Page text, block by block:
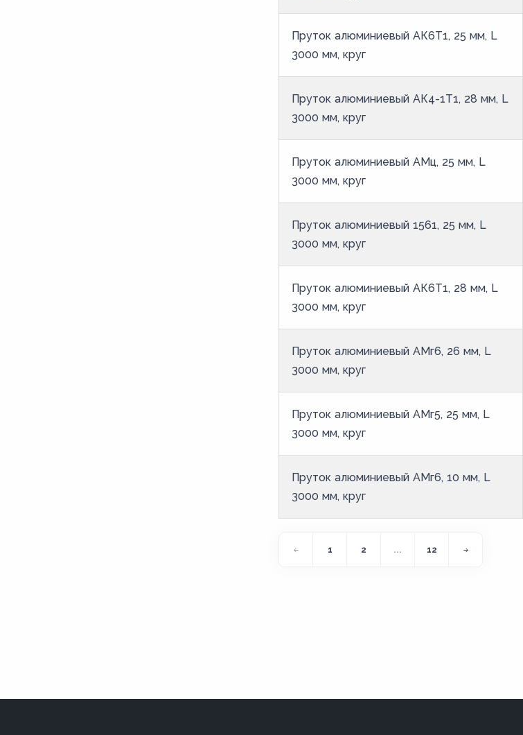
Пруток алюминиевый АК6Т1, 25 мм, L
3000 мм, круг
Пруток алюминиевый АК4-1Т1, 28 мм, L
3000 мм, круг
Пруток алюминиевый АМц, 25 мм, L
3000 мм, круг
Пруток алюминиевый 1561, 25 мм, L
3000 мм, круг
Пруток алюминиевый АК6Т1, 28 мм, L
3000 мм, круг
Пруток алюминиевый АМг6, 26 мм, L
3000 мм, круг
Пруток алюминиевый АМг5, 25 мм, L
3000 мм, круг
Пруток алюминиевый АМг6, 10 мм, L
3000 мм, круг
1 2 ... 12